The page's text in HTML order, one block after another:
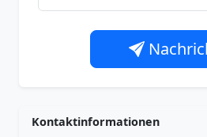
Kontaktinformationen